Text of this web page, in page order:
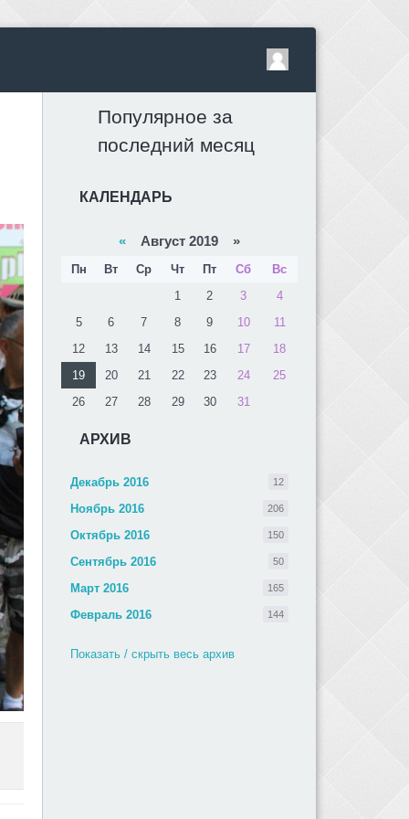
Популярное за
последний месяц
КАЛЕНДАРЬ
« Август 2019 »
Пн Вт Ср Чт Пт Сб
Вс
1
2 3
4
5
6 7 8 9 10
11
12
13 14 15 16 17
18
19
20 21 22 23 24
25
26
27 28 29 30 31
АРХИВ
Декабрь 2016 12
Ноябрь 2016 206
Октябрь 2016 150
Сентябрь 2016 50
Март 2016 165
Февраль 2016 144
Показать / скрыть весь архив